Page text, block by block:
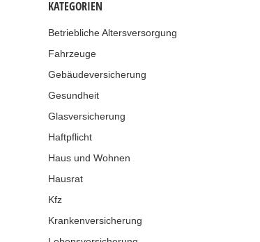
KATEGORIEN
Betriebliche Altersversorgung
Fahrzeuge
Gebäudeversicherung
Gesundheit
Glasversicherung
Haftpflicht
Haus und Wohnen
Hausrat
Kfz
Krankenversicherung